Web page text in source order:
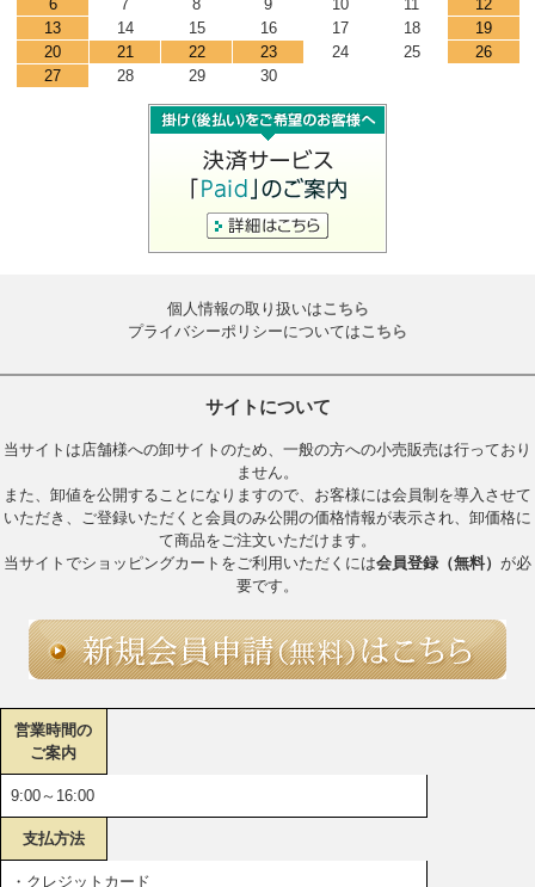
6
7 8 9 10 11
12
13
14 15 16 17 18
19
20
21 22 23 24 25
26
27
28 29 30
個人情報の取り扱いはこちら
プライバシーポリシーについてはこちら
サイトについて
当サイトは店舗様への卸サイトのため、一般の方への小売販売は行っており
ません。
また、卸値を公開することになりますので、お客様には会員制を導入させて
いただき、ご登録いただくと会員のみ公開の価格情報が表示され、卸価格に
て商品をご注文いただけます。
当サイトでショッピングカートをご利用いただくには会員登録（無料） が必
要です。
営業時間の
ご案内
9:00～16:00
支払方法
・クレジットカード